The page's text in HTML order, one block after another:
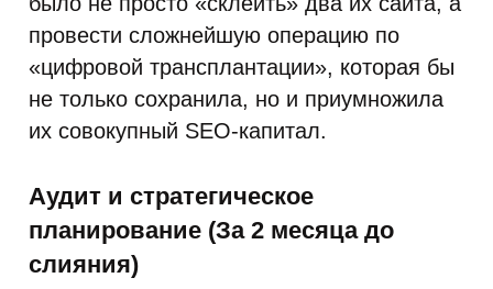
провести сложнейшую операцию по
«цифровой трансплантации», которая бы
не только сохранила, но и приумножила
их совокупный SEO-капитал.
Аудит и стратегическое
планирование (За 2 месяца до
слияния)